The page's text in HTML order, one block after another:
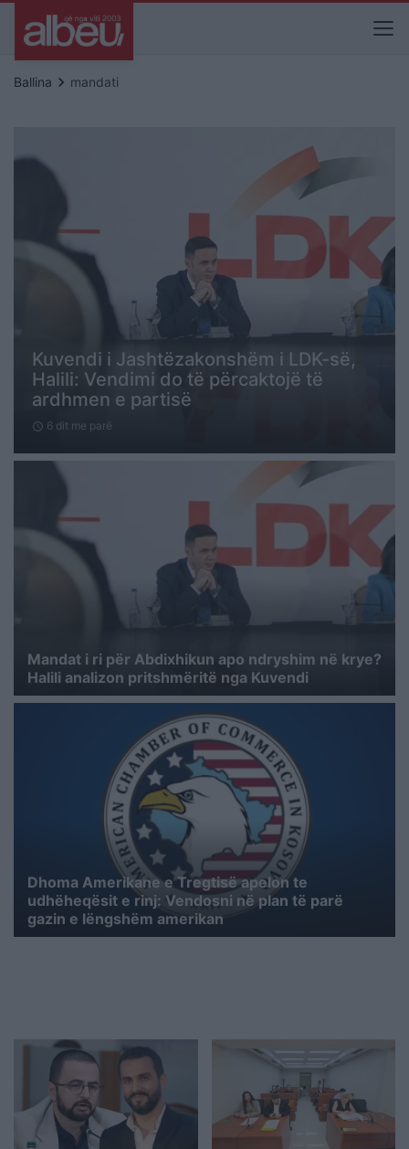
Ballina keyboard_arrow_right mandati
Kuvendi i Jashtëzakonshëm i LDK-së,
Halili: Vendimi do të përcaktojë të
ardhmen e partisë
schedule 6 dit me parë
Mandat i ri për Abdixhikun apo ndryshim në krye?
Halili analizon pritshmëritë nga Kuvendi
Dhoma Amerikane e Tregtisë apelon te
udhëheqësit e rinj: Vendosni në plan të parë
gazin e lëngshëm amerikan